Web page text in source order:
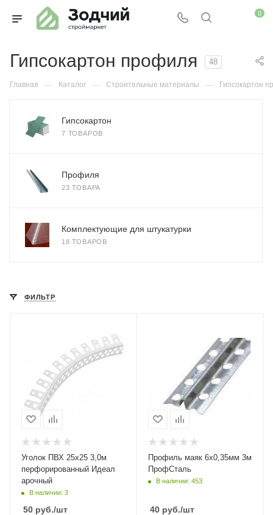
0
Гипсокартон профиля 48
Главная — Каталог — Строительные материалы — Гипсокартон
Гипсокартон
7 ТОВАРОВ
Профиля
23 ТОВАРА
Комплектующие для штукатурки
18 ТОВАРОВ
ФИЛЬТР
Уголок ПВХ 25х25 3,0м
перфорированный Идеал
арочный
В наличии: 3
50 руб./шт
Профиль маяк 6х0,35мм 3м
ПрофСталь
В наличии: 453
40руб./шт